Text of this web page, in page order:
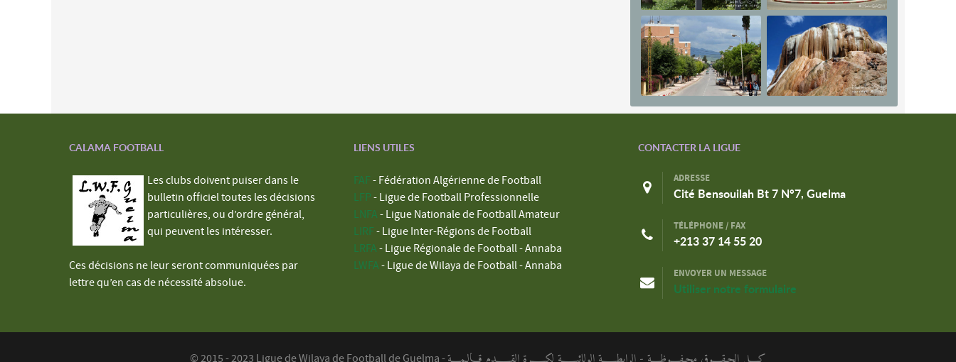
CALAMA FOOTBALL
Les clubs doivent puiser dans le
bulletin officiel toutes les décisions
particulières, ou d’ordre général,
qui peuvent les intéresser.
Ces décisions ne leur seront communiquées par
lettre qu’en cas de nécessité absolue.
LIENS UTILES
FAF - Fédération Algérienne de Football
LFP - Ligue de Football Professionnelle
LNFA - Ligue Nationale de Football Amateur
LIRF - Ligue Inter-Régions de Football
LRFA - Ligue Régionale de Football - Annaba
LWFA - Ligue de Wilaya de Football - Annaba
CONTACTER LA LIGUE
ADRESSE
Cité Bensouilah Bt 7 N°7, Guelma
TÉLÉPHONE / FAX
+213 37 14 55 20
ENVOYER UN MESSAGE
Utiliser notre formulaire
© 2015 - 2023 Ligue de Wilaya de Football de Guelma -